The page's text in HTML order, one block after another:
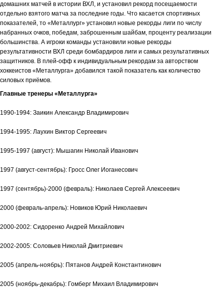
домашних матчей в истории ВХЛ, и установил рекорд посещаемости
отдельно взятого матча за последние годы. Что касается спортивных
показателей, то «Металлург» установил новые рекорды лиги по числу
набранных очков, победам, заброшенным шайбам, проценту реализации
большинства. А игроки команды установили новые рекорды
результативности ВХЛ среди бомбардиров лиги и самых результативных
защитников. В плей-офф к индивидуальным рекордам за авторством
хоккеистов «Металлурга» добавился такой показатель как количество
силовых приёмов.
Главные тренеры «Металлурга»
1990-1994: Заикин Александр Владимирович
1994-1995: Лаухин Виктор Сергеевич
1995-1997 (август): Мышагин Николай Иванович
1997 (август-сентябрь): Гросс Олег Иоганесович
1997 (сентябрь)-2000 (февраль): Николаев Сергей Алексеевич
2000 (февраль-апрель): Новиков Юрий Николаевич
2000-2002: Сидоренко Андрей Михайлович
2002-2005: Соловьев Николай Дмитриевич
2005 (апрель-ноябрь): Пятанов Андрей Константинович
2005 (ноябрь-декабрь): Гомберг Михаил Владимирович